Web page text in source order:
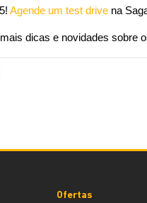
Agende um test drive na
dicas e novidades sobre
Ofertas